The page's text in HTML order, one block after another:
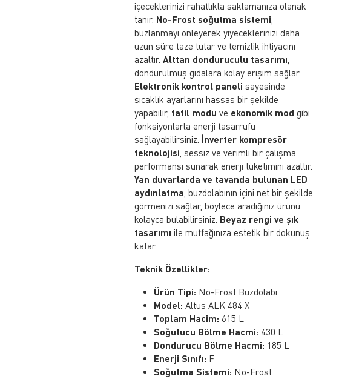
içeceklerinizi rahatlıkla saklamanıza olanak
tanır. No-Frost soğutma sistemi
buzlanmayı önleyerek yiyeceklerinizi daha
uzun süre taze tutar ve temizlik ihtiyacını
azaltır. Alttan donduruculu tasarımı
dondurulmuş gıdalara kolay erişim sağlar.
Elektronik kontrol paneli sayesinde
sıcaklık ayarlarını hassas bir şekilde
yapabilir, tatil modu ve ekonomik mod gibi
fonksiyonlarla enerji tasarrufu
sağlayabilirsiniz. İnverter kompresör
teknolojisi , sessiz ve verimli bir çalışma
performansı sunarak enerji tüketimini azaltır.
Yan duvarlarda ve tavanda bulunan LED
aydınlatma , buzdolabının içini net bir şekilde
görmenizi sağlar, böylece aradığınız ürünü
kolayca bulabilirsiniz. Beyaz rengi ve şık
tasarımı ile mutfağınıza estetik bir dokunuş
katar.
Teknik Özellikler:
Ürün Tipi: No-Frost Buzdolabı
Model: Altus ALK 484 X
Toplam Hacim: 615 L
Soğutucu Bölme Hacmi: 430 L
Dondurucu Bölme Hacmi: 185 L
Enerji Sınıfı: F
Soğutma Sistemi: No-Frost